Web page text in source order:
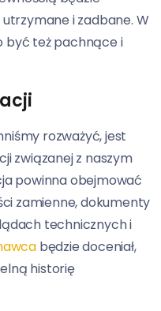
i zadbane. W
być też pachnące i
rozważyć, jest
związanej z naszym
powinna obejmować
zamienne, dokumenty
technicznych i
będzie doceniał,
historię